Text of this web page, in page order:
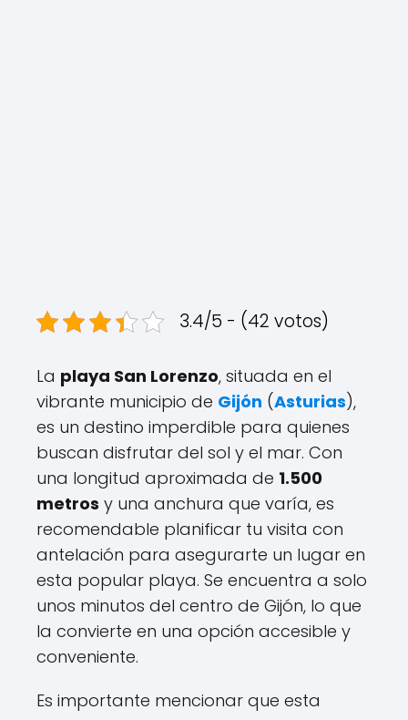
3.4/5 - (42 votos)
La playa San Lorenzo, situada en el
vibrante municipio de Gijón (Asturias),
es un destino imperdible para quienes
buscan disfrutar del sol y el mar. Con
una longitud aproximada de 1.500
metros y una anchura que varía, es
recomendable planificar tu visita con
antelación para asegurarte un lugar en
esta popular playa. Se encuentra a solo
unos minutos del centro de Gijón, lo que
la convierte en una opción accesible y
conveniente.
Es importante mencionar que esta